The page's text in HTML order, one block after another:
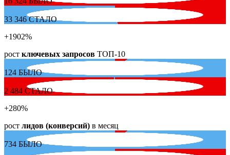
33 346СТАЛО
+1902%
рост ключевых запросов ТОП-10
124 БЫЛО
2 484 СТАЛО
+280%
рост лидов (конверсий) в месяц
734 БЫЛО